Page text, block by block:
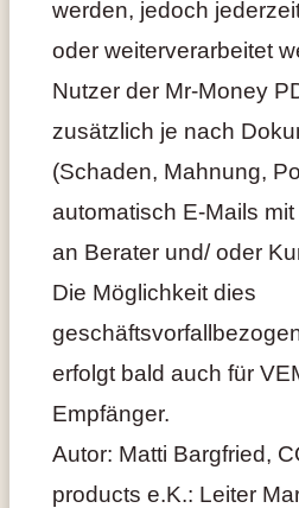
werden, jedoch
oder weiterverarbeitet
Nutzer der Mr-Money
zusätzlich je nach
(Schaden, Mahnung,
automatisch E-Mails
an Berater und/ oder
Die Möglichkeit dies
erfolgt bald auch für
Empfänger.
Autor: Matti Bargfried,
products e.K.: Leiter